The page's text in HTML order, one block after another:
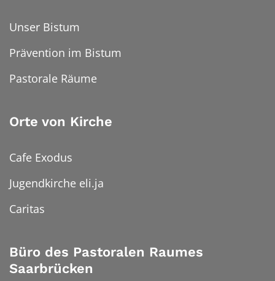
Unser Bistum
Prävention im Bistum
Pastorale Räume
Orte von Kirche
Cafe Exodus
Jugendkirche eli.ja
Caritas
Büro des Pastoralen Raumes
Saarbrücken